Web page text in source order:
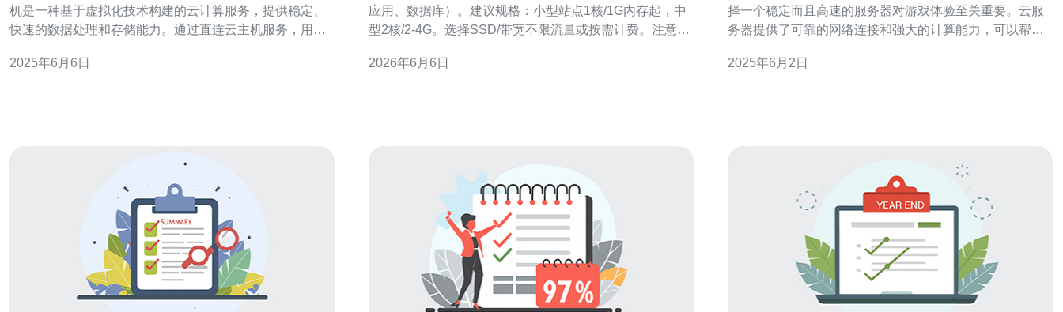
机是一种基于虚拟化技术构建的云计算服务，提供稳定、
快速的数据处理和存储能力。通过直连云主机服务，用户
体验。 1. 稳定快速：台湾VPS直连云主机采用高性能服务
2025年6月6日
应用、数据库）。建议规格：小型站点1核/1G内存起，中
型2核/2-4G。选择SSD/带宽不限流量或按需计费。注意：
份的商家。 2. 购买与网络准备（含IP/域名）注册并购买实
2026年6月6日
择一个稳定而且高速的服务器对游戏体验至关重要。云服
务器提供了可靠的网络连接和强大的计算能力，可以帮助
陆以及东南亚地区都有较好的网络连接，选择台湾服务器
2025年6月2日